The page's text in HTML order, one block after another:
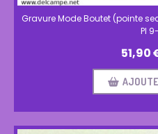
Gravure Mode Boutet (pointe
Pl
51,90